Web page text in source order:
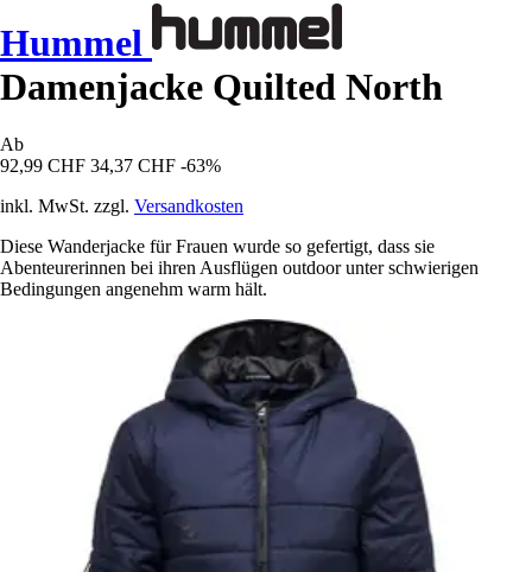
Hummel
Damenjacke Quilted North
Ab
92,99 CHF 34,37 CHF -63%
inkl. MwSt. zzgl. Versandkosten
Diese Wanderjacke für Frauen wurde so gefertigt, dass sie
Abenteurerinnen bei ihren Ausflügen outdoor unter schwierigen
Bedingungen angenehm warm hält.